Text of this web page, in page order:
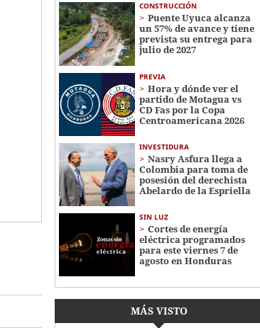
CONSTRUCCIÓN
Puente Uyuca alcanza
un 57% de avance y tiene
prevista su entrega para
julio de 2027
PREVIA
Hora y dónde ver el
partido de Motagua vs
CD Fas por la Copa
Centroamericana 2026
INVESTIDURA
Nasry Asfura llega a
Colombia para toma de
posesión del derechista
Abelardo de la Espriella
SIN LUZ
Cortes de energía
eléctrica programados
para este viernes 7 de
agosto en Honduras
MÁS VISTO